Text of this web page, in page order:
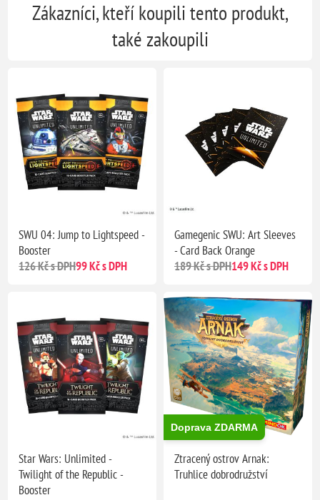
Zákazníci, kteří koupili tento produkt,
také zakoupili
SWU 04: Jump to Lightspeed -
Booster
126 Kč s DPH99 Kč s DPH
Gamegenic SWU: Art Sleeves
- Card Back Orange
189 Kč s DPH149 Kč s DPH
Star Wars: Unlimited -
Twilight of the Republic -
Booster
Doprava ZDARMA
Ztracený ostrov Arnak:
Truhlice dobrodružství